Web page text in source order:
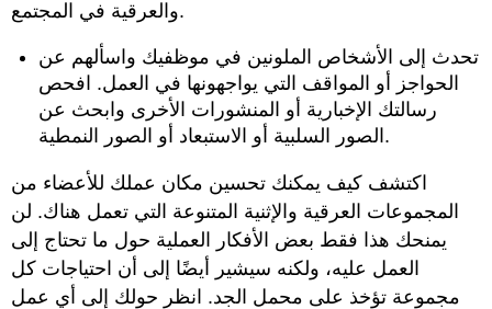
والعرقية في المجتمع.
تحدث إلى الأشخاص الملونين في موظفيك واسألهم عن
الحواجز أو المواقف التي يواجهونها في العمل. افحص
رسالتك الإخبارية أو المنشورات الأخرى وابحث عن
الصور السلبية أو الاستبعاد أو الصور النمطية.
اكتشف كيف يمكنك تحسين مكان عملك للأعضاء من
المجموعات العرقية والإثنية المتنوعة التي تعمل هناك. لن
يمنحك هذا فقط بعض الأفكار العملية حول ما تحتاج إلى
العمل عليه، ولكنه سيشير أيضًا إلى أن احتياجات كل
مجموعة تؤخذ على محمل الجد. انظر حولك إلى أي عمل